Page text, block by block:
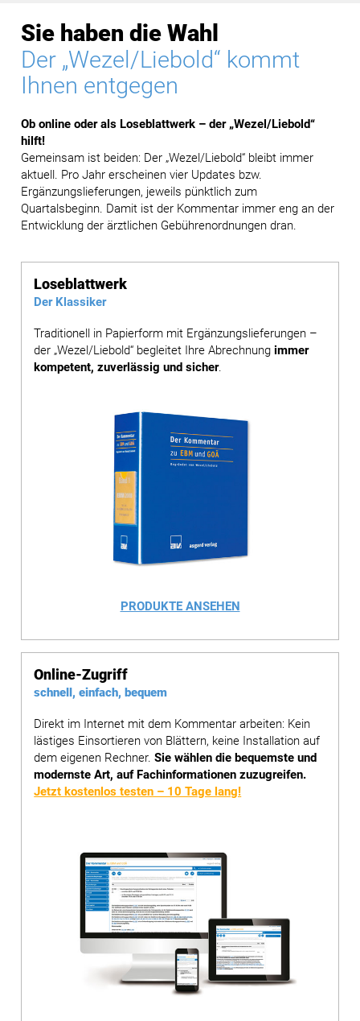
Sie haben die Wahl
Der „Wezel/Liebold“ kommt
Ihnen entgegen
Ob online oder als Loseblattwerk – der „Wezel/Liebold“
hilft!
Gemeinsam ist beiden: Der „Wezel/Liebold“ bleibt immer
aktuell. Pro Jahr erscheinen vier Updates bzw.
Ergänzungslieferungen, jeweils pünktlich zum
Quartalsbeginn. Damit ist der Kommentar immer eng an der
Entwicklung der ärztlichen Gebührenordnungen dran.
Loseblattwerk
Der Klassiker
Traditionell in Papierform mit Ergänzungslieferungen –
der „Wezel/Liebold“ begleitet Ihre Abrechnungimmer
kompetent, zuverlässig und sicher.
PRODUKTE ANSEHEN
Online-Zugriff
schnell, einfach, bequem
Direkt im Internet mit dem Kommentar arbeiten: Kein
lästiges Einsortieren von Blättern, keine Installation auf
dem eigenen Rechner.Sie wählen die bequemste und
modernste Art, auf Fachinformationen zuzugreifen.
Jetzt kostenlos testen – 10 Tage lang!